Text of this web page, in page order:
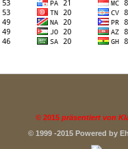
© 2015 präsentiert von
© 1999 -2015 Powered by